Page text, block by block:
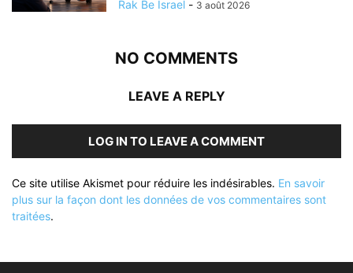
Rak Be Israel - 3 août 2026
NO COMMENTS
LEAVE A REPLY
LOG IN TO LEAVE A COMMENT
Ce site utilise Akismet pour réduire les indésirables. En savoir
plus sur la façon dont les données de vos commentaires sont
traitées.